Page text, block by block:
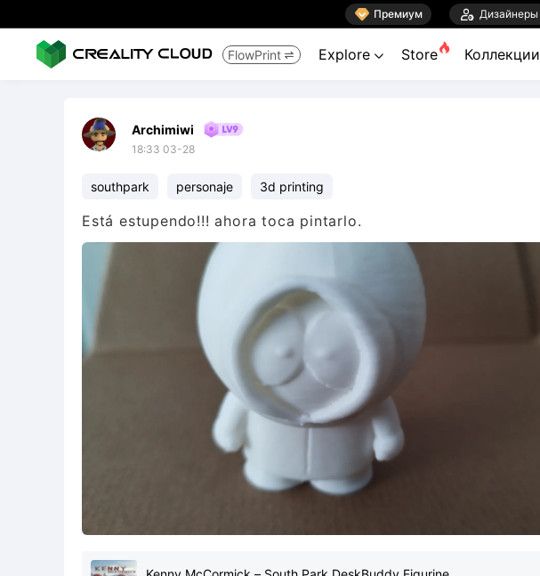
 Премиум  Дизайнеры
FlowPrint  Explore  Store Коллекции
Archimiwi
18:33 03-28
southpark personaje 3d printing
Está estupendo!!! ahora toca pintarlo.